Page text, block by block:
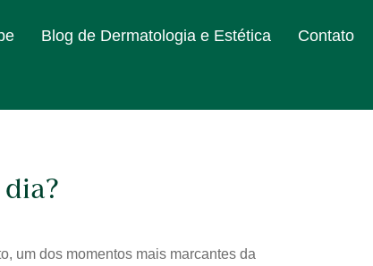
Blog de Dermatologia e Estética Contato
um dos momentos mais marcantes da